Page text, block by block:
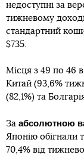
недоступні за
тижневому
стандартний
$735.
Місця з 49 по 46 в
Китай (93,6%
(82,1%) та
За абсолютною
Японію обігнали
70,4% від